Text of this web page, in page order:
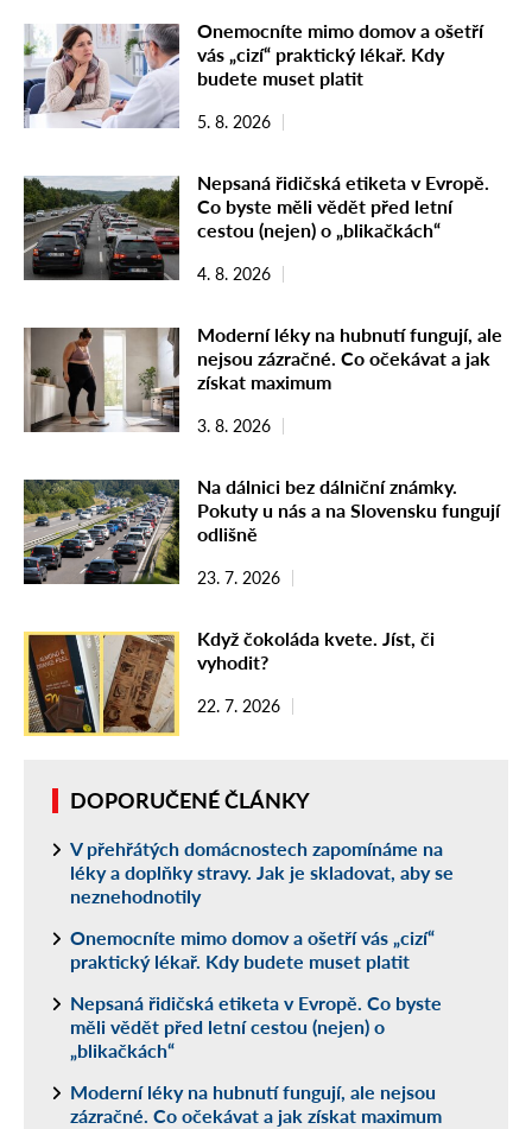
Onemocníte mimo domov a ošetří
vás „cizí“ praktický lékař. Kdy
budete muset platit
5. 8. 2026
Nepsaná řidičská etiketa v Evropě.
Co byste měli vědět před letní
cestou (nejen) o „blikačkách“
4. 8. 2026
Moderní léky na hubnutí fungují, ale
nejsou zázračné. Co očekávat a jak
získat maximum
3. 8. 2026
Na dálnici bez dálniční známky.
Pokuty u nás a na Slovensku fungují
odlišně
23. 7. 2026
Když čokoláda kvete. Jíst, či
vyhodit?
22. 7. 2026
DOPORUČENÉ ČLÁNKY
V přehřátých domácnostech zapomínáme na
léky a doplňky stravy. Jak je skladovat, aby se
neznehodnotily
Onemocníte mimo domov a ošetří vás „cizí“
praktický lékař. Kdy budete muset platit
Nepsaná řidičská etiketa v Evropě. Co byste
měli vědět před letní cestou (nejen) o
„blikačkách“
Moderní léky na hubnutí fungují, ale nejsou
zázračné. Co očekávat a jak získat maximum